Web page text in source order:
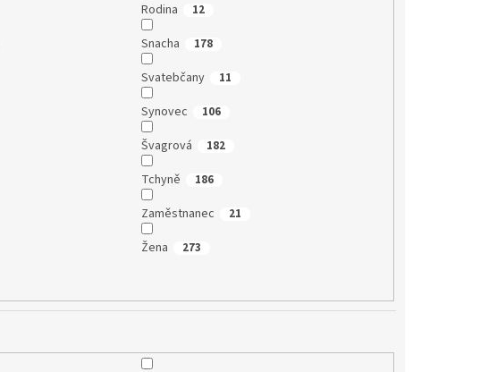
Rodina 12
Snacha 178
Svatebčany 11
Synovec 106
Švagrová 182
Tchyně 186
Zaměstnanec 21
Žena 273